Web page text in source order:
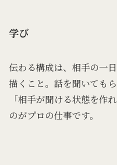
学び
伝わる構成は、相手の一
描くこと。話を聞いても
「相手が聞ける状態を作
のがプロの仕事です。